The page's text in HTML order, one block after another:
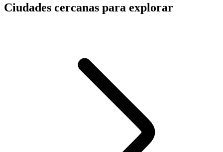
Ciudades cercanas para explorar